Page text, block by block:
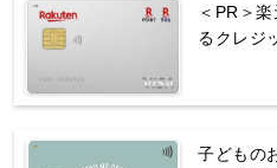
＜PR＞
るクレジ
子どもの